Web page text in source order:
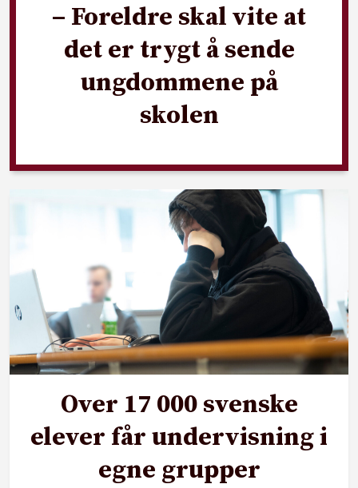
– Foreldre skal vite at
det er trygt å sende
ungdommene på
skolen
Over 17 000 svenske
elever får undervisning i
egne grupper